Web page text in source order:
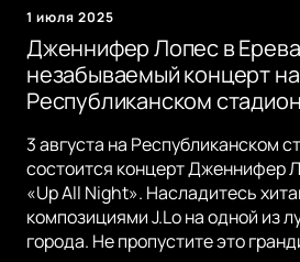
1 июля 2025
Дженнифер Лопес в
незабываемый концерт на
Республиканском
3 августа на Республиканском
состоится концерт Дженнифер
«Up All Night». Насладитесь
композициями J.Lo на одной из
города. Не пропустите это